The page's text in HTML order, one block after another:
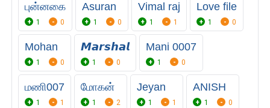
புன்னகை
1 0
Asuran
1 0
Vimal raj
1 1
Love file
1 0
Mohan
1 0
𝙈𝙖𝙧𝙨𝙝𝙖𝙡
1 0
Mani 0007
1 0
மணி007
1 1
மோகன்
1 2
Jeyan
1 1
ANISH
1 0